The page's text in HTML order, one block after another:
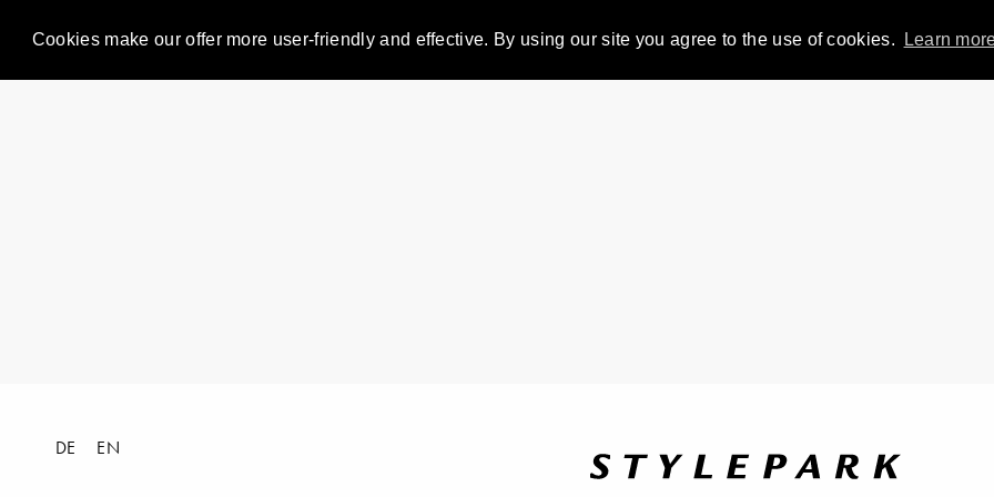
Cookies make our offer more user-friendly and effective. By using our site you agree to the use of cookies. Learn
DE EN